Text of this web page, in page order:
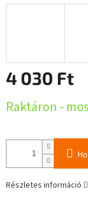
4 030 Ft
Raktáron -
Részletes információ